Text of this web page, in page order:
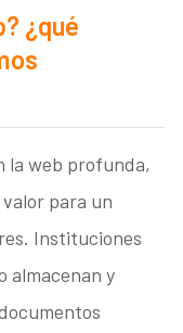
¿qué
la web profunda,
para un
Instituciones
almacenan y